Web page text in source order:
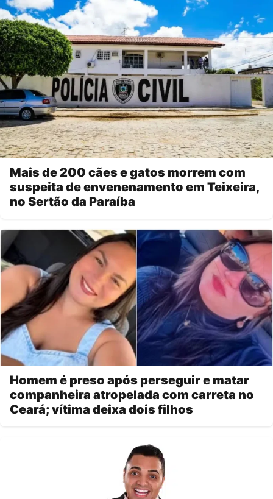
Mais de 200 cães e gatos morrem com
suspeita de envenenamento em Teixeira,
no Sertão da Paraíba
Homem é preso após perseguir e matar
companheira atropelada com carreta no
Ceará; vítima deixa dois filhos